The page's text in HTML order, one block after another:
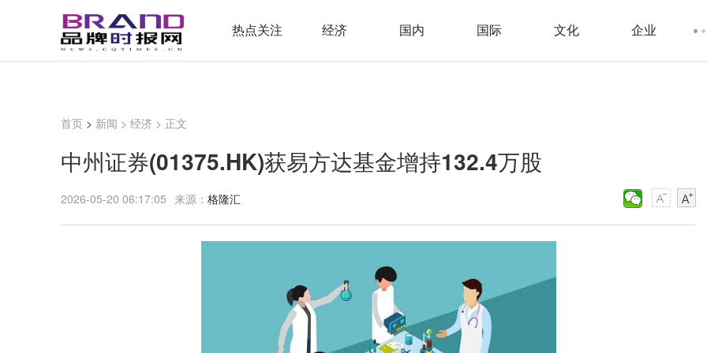
热点关注 经济 国内 国际 文化 企业
首页 > 新闻 > 经济 > 正文
中州证券(01375.HK)获易方达基金增持132.4万股
2026-05-20 06:17:05 来源： 格隆汇